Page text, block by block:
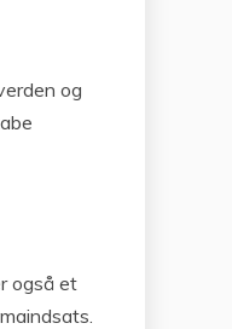
og
også et